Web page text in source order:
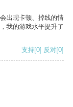
出现卡顿、掉线的情
我的游戏水平提升了
支持[0] 反对[0]